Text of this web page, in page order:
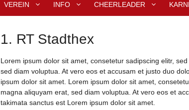
VEREIN INFO CHEERLEADER
1. RT Stadthex
Lorem ipsum dolor sit amet, consetetur sadipscing elitr,
sed diam voluptua. At vero eos et accusam et justo duo
ipsum dolor sit amet. Lorem ipsum dolor sit amet,
magna aliquyam erat, sed diam voluptua. At vero eos et
takimata sanctus est Lorem ipsum dolor sit amet.